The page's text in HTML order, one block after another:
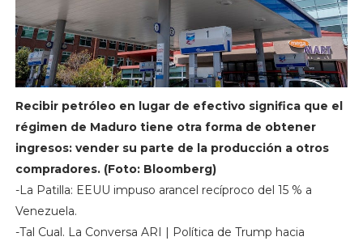
Recibir petróleo en lugar de efectivo significa que el
régimen de Maduro tiene otra forma de obtener
ingresos: vender su parte de la producción a otros
compradores. (Foto: Bloomberg)
-La Patilla: EEUU impuso arancel recíproco del 15 % a
Venezuela.
-Tal Cual. La Conversa ARI | Política de Trump hacia